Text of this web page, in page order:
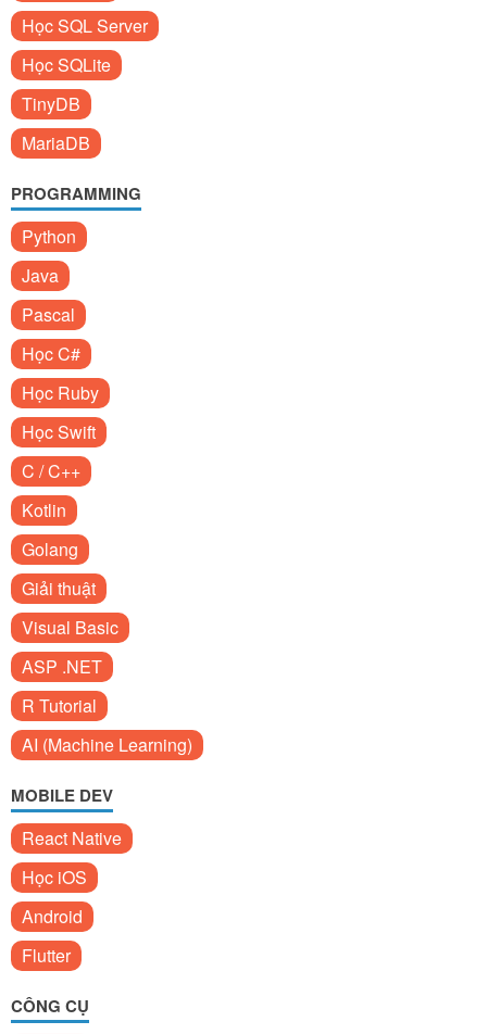
Học SQL Server
Học SQLite
TinyDB
MariaDB
PROGRAMMING
Python
Java
Pascal
Học C#
Học Ruby
Học Swift
C / C++
Kotlin
Golang
Giải thuật
Visual Basic
ASP .NET
R Tutorial
AI (Machine Learning)
MOBILE DEV
React Native
Học iOS
Android
Flutter
CÔNG CỤ